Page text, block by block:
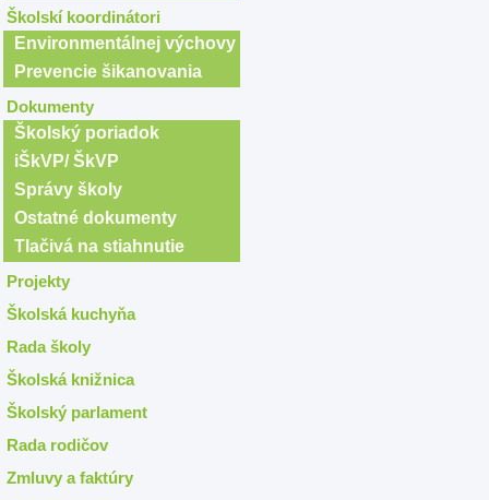
Školskí koordinátori
Environmentálnej výchovy
Prevencie šikanovania
Dokumenty
Školský poriadok
iŠkVP/ ŠkVP
Správy školy
Ostatné dokumenty
Tlačivá na stiahnutie
Projekty
Školská kuchyňa
Rada školy
Školská knižnica
Školský parlament
Rada rodičov
Zmluvy a faktúry